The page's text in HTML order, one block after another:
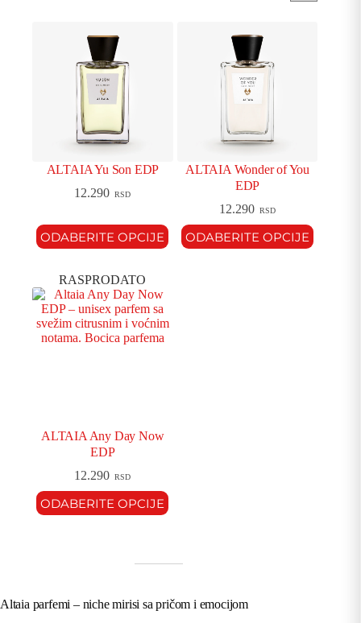
ALTAIA Yu Son EDP
12.290 RSD
ODABERITE OPCIJE
ALTAIA Wonder of You
EDP
12.290 RSD
ODABERITE OPCIJE
RASPRODATO
ALTAIA Any Day Now
EDP
12.290 RSD
ODABERITE OPCIJE
Altaia parfemi – niche mirisi sa pričom i emocijom